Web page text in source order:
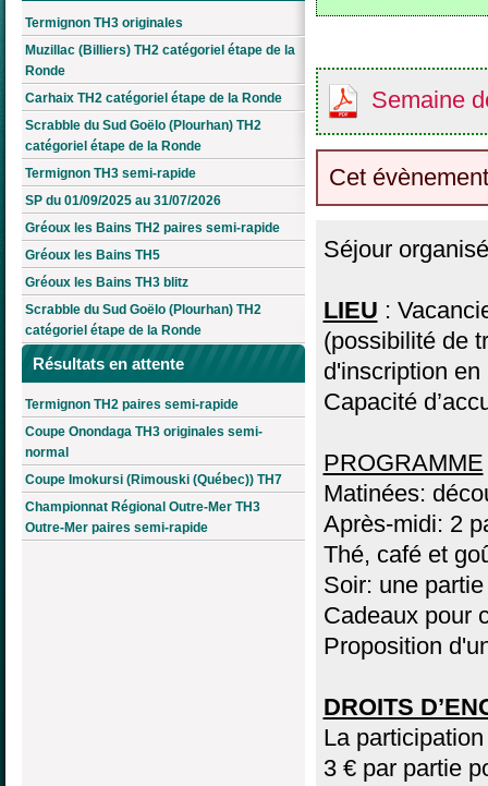
Termignon TH3 originales
Muzillac (Billiers) TH2 catégoriel étape de la
Ronde
Carhaix TH2 catégoriel étape de la Ronde
Scrabble du Sud Goëlo (Plourhan) TH2
catégoriel étape de la Ronde
Termignon TH3 semi-rapide
SP du 01/09/2025 au 31/07/2026
Gréoux les Bains TH2 paires semi-rapide
Gréoux les Bains TH5
Gréoux les Bains TH3 blitz
Scrabble du Sud Goëlo (Plourhan) TH2
catégoriel étape de la Ronde
Résultats en attente
Termignon TH2 paires semi-rapide
Coupe Onondaga TH3 originales semi-
normal
Coupe Imokursi (Rimouski (Québec)) TH7
Championnat Régional Outre-Mer TH3
Outre-Mer paires semi-rapide
Semaine
Cet
Séjour
LIEU :
(possibilité de
d'inscription
Capacité
PROGRAMME
Matinées:
Après-midi: 2
Thé, café et
Soir: une
Cadeaux pour
Proposition
DROITS
La
3 € par partie